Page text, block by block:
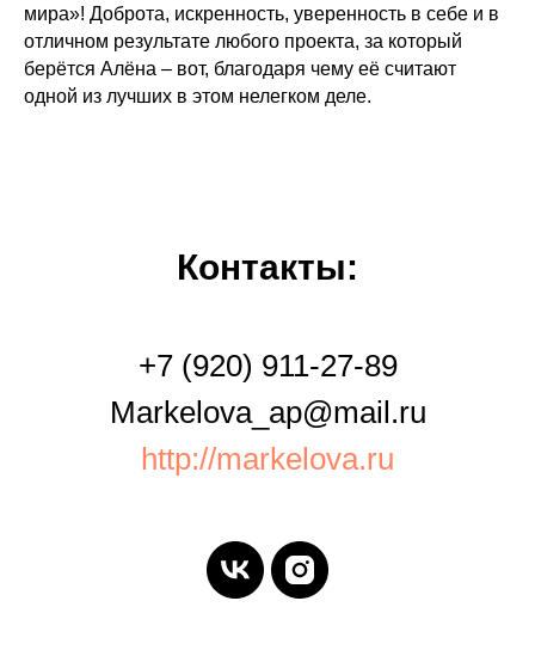
мира»! Доброта, искренность, уверенность в себе и в
отличном результате любого проекта, за который
берётся Алёна – вот, благодаря чему её считают
одной из лучших в этом нелегком деле.
Контакты:
+7 (920) 911-27-89
Markelova_ap@mail.ru
http://markelova.ru